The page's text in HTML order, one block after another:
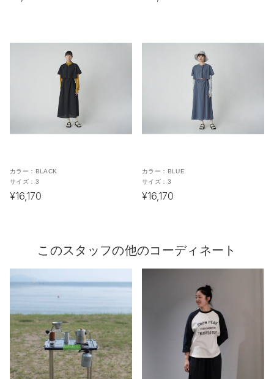
カラー： BLACK
サイズ： 3
¥16,170
カラー： BLUE
サイズ： 3
¥16,170
このスタッフの他のコーディネート